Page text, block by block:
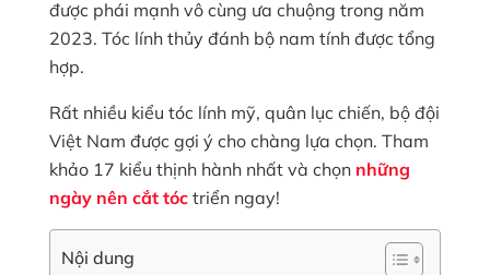
được phái mạnh vô cùng ưa chuộng trong năm
2023. Tóc lính thủy đánh bộ nam tính được tổng
hợp.
Rất nhiều kiểu tóc lính mỹ, quân lục chiến, bộ đội
Việt Nam được gợi ý cho chàng lựa chọn. Tham
khảo 17 kiểu thịnh hành nhất và chọn những
ngày nên cắt tóc triển ngay!
Nội dung